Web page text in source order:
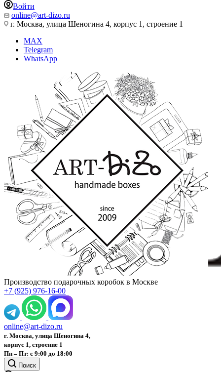
Войти
online@art-dizo.ru
г. Москва, улица Шеногина 4, корпус 1, строение 1
MAX
Telegram
WhatsApp
Производство подарочных коробок в Москве
+7 (925) 976-16-00
online@art-dizo.ru
г. Москва, улица Шеногина 4,
корпус 1, строение 1
Пн – Пт: с 9:00 до 18:00
Поиск